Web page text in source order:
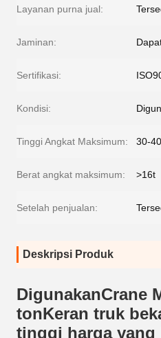
Layanan purna jual:
Jaminan:
Sertifikasi:
Kondisi:
Tinggi Angkat Maksimum: 30-
Berat angkat maksimum: >16t
Setelah penjualan:
Deskripsi Produk
DigunakanCrane
tonKeran truk
tinggi harga